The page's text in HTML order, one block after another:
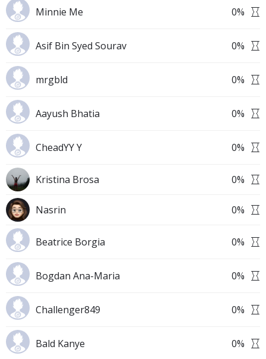
Minnie Me 0%
Asif Bin Syed Sourav 0%
mrgbld 0%
Aayush Bhatia 0%
CheadYY Y 0%
Kristina Brosa 0%
Nasrin 0%
Beatrice Borgia 0%
Bogdan Ana-Maria 0%
Challenger849 0%
Bald Kanye 0%